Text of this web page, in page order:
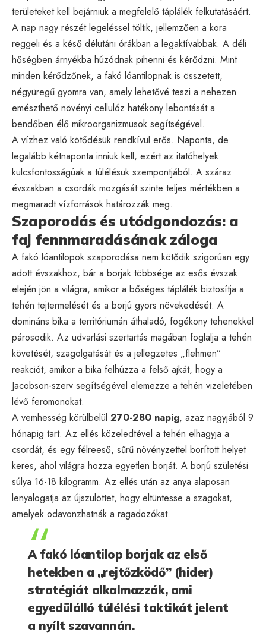
területeket kell bejárniuk a megfelelő táplálék felkutatásáért.
A nap nagy részét legeléssel töltik, jellemzően a kora
reggeli és a késő délutáni órákban a legaktívabbak. A déli
hőségben árnyékba húzódnak pihenni és kérődzni. Mint
minden kérődzőnek, a fakó lóantilopnak is összetett,
négyüregű gyomra van, amely lehetővé teszi a nehezen
emészthető növényi cellulóz hatékony lebontását a
bendőben élő mikroorganizmusok segítségével.
A vízhez való kötődésük rendkívül erős. Naponta, de
legalább kétnaponta inniuk kell, ezért az itatóhelyek
kulcsfontosságúak a túlélésük szempontjából. A száraz
évszakban a csordák mozgását szinte teljes mértékben a
megmaradt vízforrások határozzák meg.
Szaporodás és utódgondozás: a
faj fennmaradásának záloga
A fakó lóantilopok szaporodása nem kötődik szigorúan egy
adott évszakhoz, bár a borjak többsége az esős évszak
elején jön a világra, amikor a bőséges táplálék biztosítja a
tehén tejtermelését és a borjú gyors növekedését. A
domináns bika a territóriumán áthaladó, fogékony tehenekkel
párosodik. Az udvarlási szertartás magában foglalja a tehén
követését, szagolgatását és a jellegzetes „flehmen”
reakciót, amikor a bika felhúzza a felső ajkát, hogy a
Jacobson-szerv segítségével elemezze a tehén vizeletében
lévő feromonokat.
A vemhesség körülbelül 270-280 napig, azaz nagyjából 9
hónapig tart. Az ellés közeledtével a tehén elhagyja a
csordát, és egy félreeső, sűrű növényzettel borított helyet
keres, ahol világra hozza egyetlen borját. A borjú születési
súlya 16-18 kilogramm. Az ellés után az anya alaposan
lenyalogatja az újszülöttet, hogy eltüntesse a szagokat,
amelyek odavonzhatnák a ragadozókat.
A fakó lóantilop borjak az első
hetekben a „rejtőzködő” (hider)
stratégiát alkalmazzák, ami
egyedülálló túlélési taktikát jelent
a nyílt szavannán.